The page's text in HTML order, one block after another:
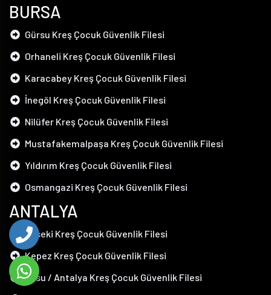
BURSA
Gürsu Kreş Çocuk Güvenlik Filesi
Orhaneli Kreş Çocuk Güvenlik Filesi
Karacabey Kreş Çocuk Güvenlik Filesi
İnegöl Kreş Çocuk Güvenlik Filesi
Nilüfer Kreş Çocuk Güvenlik Filesi
Mustafakemalpaşa Kreş Çocuk Güvenlik Filesi
Yıldırım Kreş Çocuk Güvenlik Filesi
Osmangazi Kreş Çocuk Güvenlik Filesi
ANTALYA
Akseki Kreş Çocuk Güvenlik Filesi
Kepez Kreş Çocuk Güvenlik Filesi
Aksu / Antalya Kreş Çocuk Güvenlik Filesi